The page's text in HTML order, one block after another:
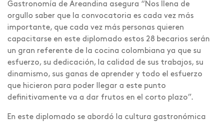
Gastronomía de Areandina asegura “Nos llena de
orgullo saber que la convocatoria es cada vez más
importante, que cada vez más personas quieren
capacitarse en este diplomado estos 28 becarios serán
un gran referente de la cocina colombiana ya que su
esfuerzo, su dedicación, la calidad de sus trabajos, su
dinamismo, sus ganas de aprender y todo el esfuerzo
que hicieron para poder llegar a este punto
definitivamente va a dar frutos en el corto plazo”.
En este diplomado se abordó la cultura gastronómica